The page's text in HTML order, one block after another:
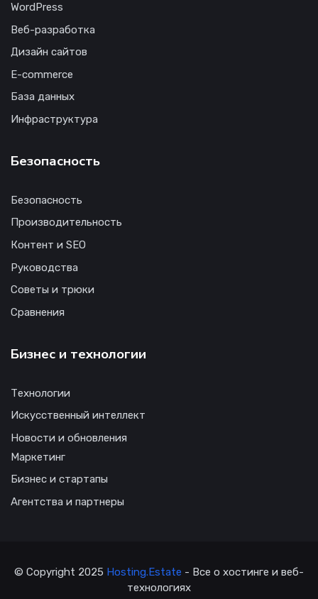
WordPress
Веб-разработка
Дизайн сайтов
E-commerce
База данных
Инфраструктура
Безопасность
Безопасность
Производительность
Контент и SEO
Руководства
Советы и трюки
Сравнения
Бизнес и технологии
Технологии
Искусственный интеллект
Новости и обновления
Маркетинг
Бизнес и стартапы
Агентства и партнеры
© Copyright 2025 Hosting.Estate - Все о хостинге и веб-
технологиях